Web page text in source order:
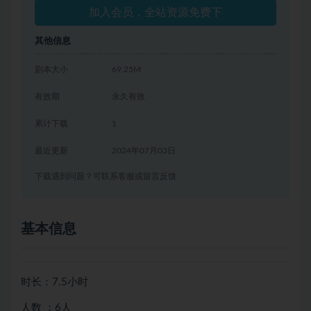
加入会员，全站资源免费下
其他信息
剧本大小 69.25M
有效期 永久有效
累计下载 1
2024年07月03日
下载遇到问题？可联系客服或留言反馈
基本信息
时长：7.5小时
人数 ：6人